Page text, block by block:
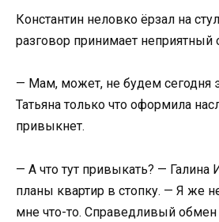
Константин неловко ёрзал на
разговор принимает неприятный
— Мам, может, не будем сегодня
Татьяна только что оформила
привыкнет.
— А что тут привыкать? — Галина
планы квартир в стопку. — Я же
мне что-то. Справедливый